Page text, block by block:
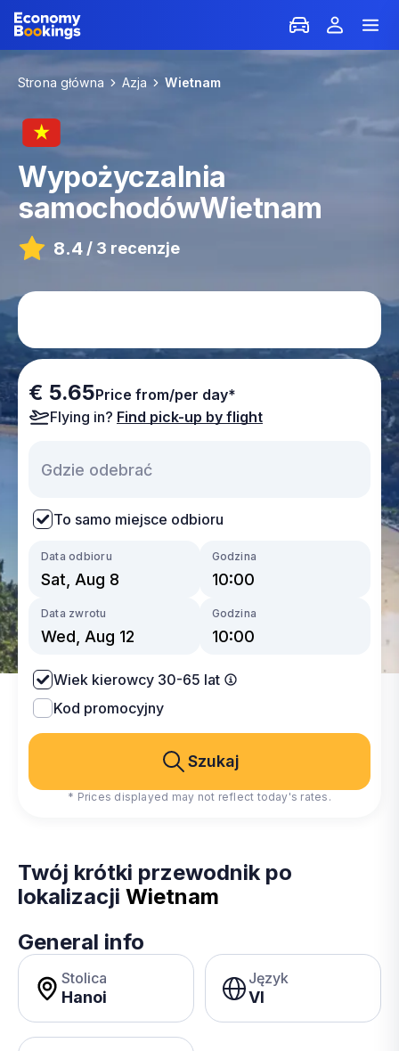
Strona główna Azja Wietnam
Wypożyczalnia
samochodówWietnam
8.4 / 3 recenzje
€ 5.65Price from/per day*
Flying in? Find pick-up by flight
To samo miejsce odbioru
Data odbioru Godzina
Data zwrotu Godzina
Wiek kierowcy 30-65 lat
Kod promocyjny
Szukaj
* Prices displayed may not reflect today's rates.
Twój krótki przewodnik po
lokalizacji Wietnam
General info
Stolica
Hanoi
Język
VI